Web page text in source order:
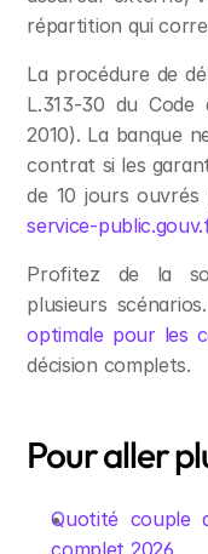
répartition qui
La procédure de
L.313-30 du Code
2010). La banque
contrat si les
service-
Profitez de la
plusieurs
optimale pour les
décision complets.
Pour aller
Quotité couple
complet 2026